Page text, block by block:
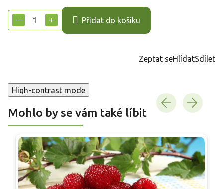
cena:
+
− Přidat do košíku
Zeptat seHlídatSdílet
High-contrast mode
Mohlo by se vám také líbit